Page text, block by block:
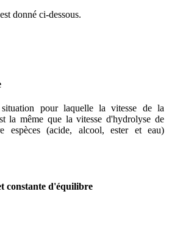
donné ci-dessous.
pour laquelle la vitesse de la
la même que la vitesse d'hydrolyse de
espèces (acide, alcool, ester et eau)
constante d'équilibre